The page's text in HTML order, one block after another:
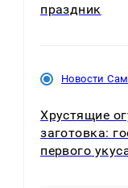
праздник
Новости
Хрустящие
заготовка:
первого